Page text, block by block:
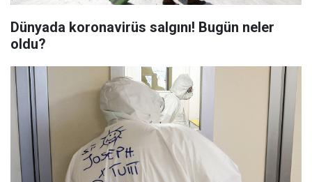
Dünyada koronavirüs salgını! Bugün neler
oldu?